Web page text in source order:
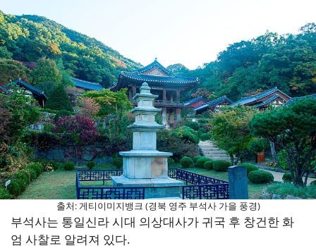
출처: 게티이미지뱅크 (경북 영주 부석사 가을 풍경)
부석사는 통일신라 시대 의상대사가 귀국 후 창건한 화
엄 사찰로 알려져 있다.